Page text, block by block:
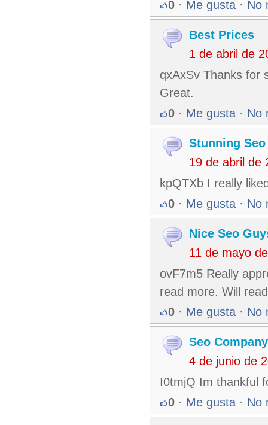
0 · Me gusta · No
Best Prices
1 de abril de
qxAxSv Thanks for
Great.
0 · Me gusta · No
Stunning
19 de abril de
kpQTXb I really
0 · Me gusta · No
Nice Seo
11 de mayo
ovF7m5 Really
read more. Will
0 · Me gusta · No
Seo Company
4 de junio de
I0tmjQ Im thankful
0 · Me gusta · No